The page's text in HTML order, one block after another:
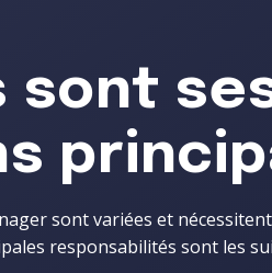
sont
sont variées et
responsabilités sont les